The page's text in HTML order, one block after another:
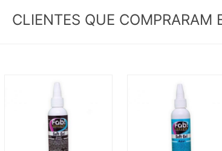
CLIENTES QUE COMPRARAM